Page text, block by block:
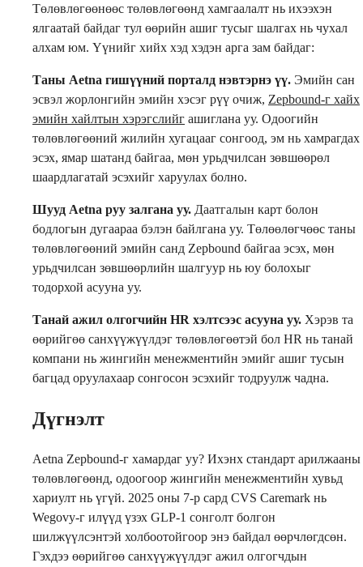
Төлөвлөгөөнөөс төлөвлөгөөнд хамгаалалт нь ихээхэн
ялгаатай байдаг тул өөрийн ашиг тусыг шалгах нь чухал
алхам юм. Үүнийг хийх хэд хэдэн арга зам байдаг:
Таны Aetna гишүүний порталд нэвтэрнэ үү. Эмийн сан
эсвэл жорлонгийн эмийн хэсэг рүү очиж, Zepbound-г хайх
эмийн хайлтын хэрэгслийг ашиглана уу. Одоогийн
төлөвлөгөөний жилийн хугацааг сонгоод, эм нь хамрагдах
эсэх, ямар шатанд байгаа, мөн урьдчилсан зөвшөөрөл
шаардлагатай эсэхийг харуулах болно.
Шууд Aetna руу залгана уу. Даатгалын карт болон
бодлогын дугаараа бэлэн байлгана уу. Төлөөлөгчөөс таны
төлөвлөгөөний эмийн санд Zepbound байгаа эсэх, мөн
урьдчилсан зөвшөөрлийн шалгуур нь юу болохыг
тодорхой асууна уу.
Танай ажил олгогчийн HR хэлтсээс асууна уу. Хэрэв та
өөрийгөө санхүүжүүлдэг төлөвлөгөөтэй бол HR нь танай
компани нь жингийн менежментийн эмийг ашиг тусын
багцад оруулахаар сонгосон эсэхийг тодруулж чадна.
Дүгнэлт
Aetna Zepbound-г хамардаг уу? Ихэнх стандарт арилжааны
төлөвлөгөөнд, одоогоор жингийн менежментийн хувьд
хариулт нь үгүй. 2025 оны 7-р сард CVS Caremark нь
Wegovy-г илүүд үзэх GLP-1 сонголт болгон
шилжүүлсэнтэй холбоотойгоор энэ байдал өөрчлөгдсөн.
Гэхдээ өөрийгөө санхүүжүүлдэг ажил олгогчдын